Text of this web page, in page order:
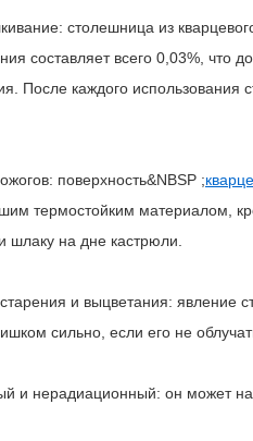
столешница из
составляет всего 0,03%, что
После каждого
поверхность&NBSP ;
термостойким материалом,
шлаку на дне кастрюли.
и выцветания: явление
сильно, если его не
и нерадиационный: он может